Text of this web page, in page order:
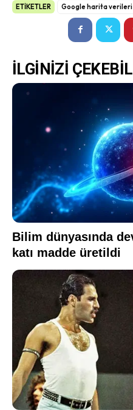
ETİKETLER Google harita verileri